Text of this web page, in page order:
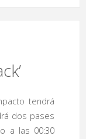
tendrá
dos pases
a las 00:30